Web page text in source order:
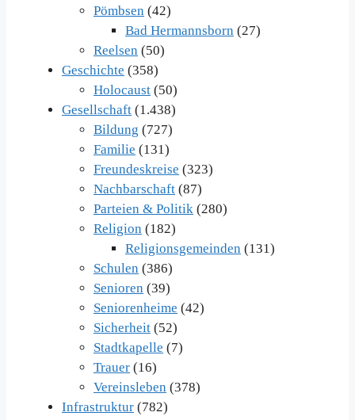
Pömbsen (42)
Bad Hermannsborn (27)
Reelsen (50)
Geschichte (358)
Holocaust (50)
Gesellschaft (1.438)
Bildung (727)
Familie (131)
Freundeskreise (323)
Nachbarschaft (87)
Parteien & Politik (280)
Religion (182)
Religionsgemeinden (131)
Schulen (386)
Senioren (39)
Seniorenheime (42)
Sicherheit (52)
Stadtkapelle (7)
Trauer (16)
Vereinsleben (378)
Infrastruktur (782)